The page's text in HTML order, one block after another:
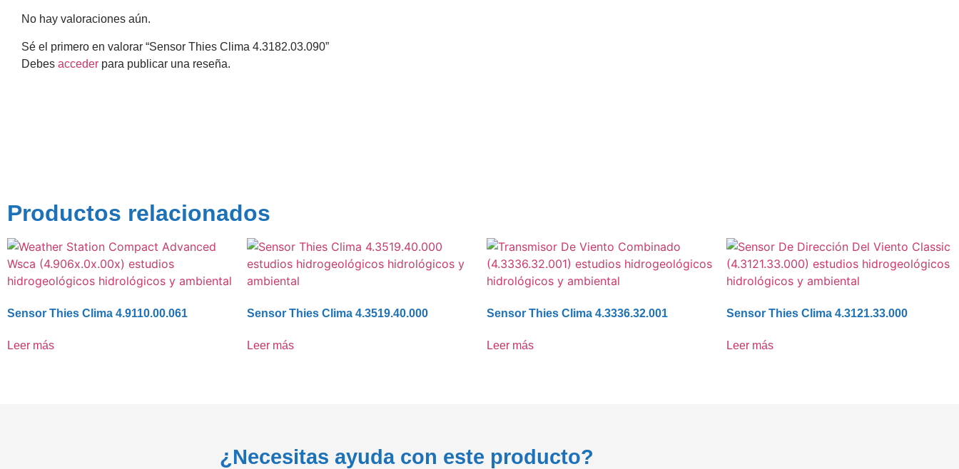
No hay valoraciones aún.
Sé el primero en valorar “Sensor Thies Clima 4.3182.03.090”
Debes acceder para publicar una reseña.
Productos relacionados
Sensor Thies Clima 4.9110.00.061
Leer más
Sensor Thies Clima 4.3519.40.000
Leer más
Sensor Thies Clima 4.3336.32.001
Leer más
Sensor Thies Clima 4.3121.33.000
Leer más
¿Necesitas ayuda con este producto?